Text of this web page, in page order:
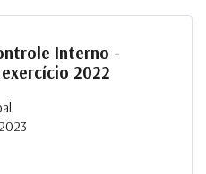
Interno -
2022